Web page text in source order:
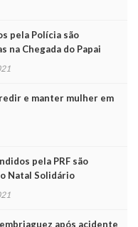
pela Polícia são
na Chegada do Papai
e manter mulher em
pela PRF são
Natal Solidário
após acidente